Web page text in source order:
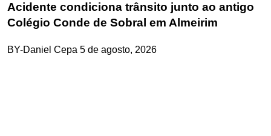
Acidente condiciona trânsito junto ao antigo
Colégio Conde de Sobral em Almeirim
BY-Daniel Cepa 5 de agosto, 2026